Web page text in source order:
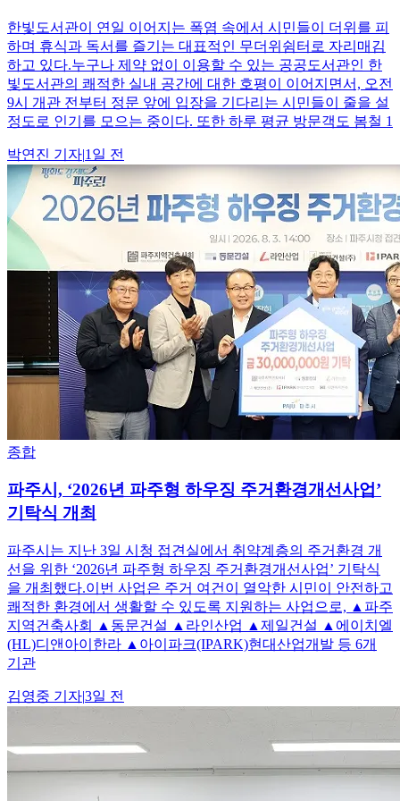
한빛도서관이 연일 이어지는 폭염 속에서 시민들이 더위를 피
하며 휴식과 독서를 즐기는 대표적인 무더위쉼터로 자리매김
하고 있다.누구나 제약 없이 이용할 수 있는 공공도서관인 한
빛도서관의 쾌적한 실내 공간에 대한 호평이 이어지면서, 오전
9시 개관 전부터 정문 앞에 입장을 기다리는 시민들이 줄을 설
정도로 인기를 모으는 중이다. 또한 하루 평균 방문객도 봄철 1
박연진 기자|1일 전
종합
파주시, ‘2026년 파주형 하우징 주거환경개선사업’
기탁식 개최
파주시는 지난 3일 시청 접견실에서 취약계층의 주거환경 개
선을 위한 ‘2026년 파주형 하우징 주거환경개선사업’ 기탁식
을 개최했다.이번 사업은 주거 여건이 열악한 시민이 안전하고
쾌적한 환경에서 생활할 수 있도록 지원하는 사업으로, ▲파주
지역건축사회 ▲동문건설 ▲라인산업 ▲제일건설 ▲에이치엘
(HL)디앤아이한라 ▲아이파크(IPARK)현대산업개발 등 6개
기관
김영중 기자|3일 전